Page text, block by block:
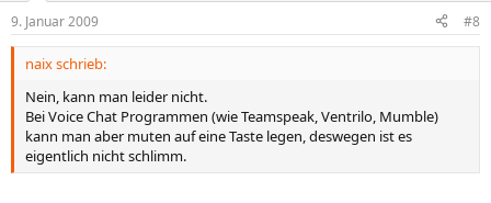
9. Januar 2009 #8
naix schrieb:
Nein, kann man leider nicht.
Bei Voice Chat Programmen (wie Teamspeak, Ventrilo, Mumble)
kann man aber muten auf eine Taste legen, deswegen ist es
eigentlich nicht schlimm.